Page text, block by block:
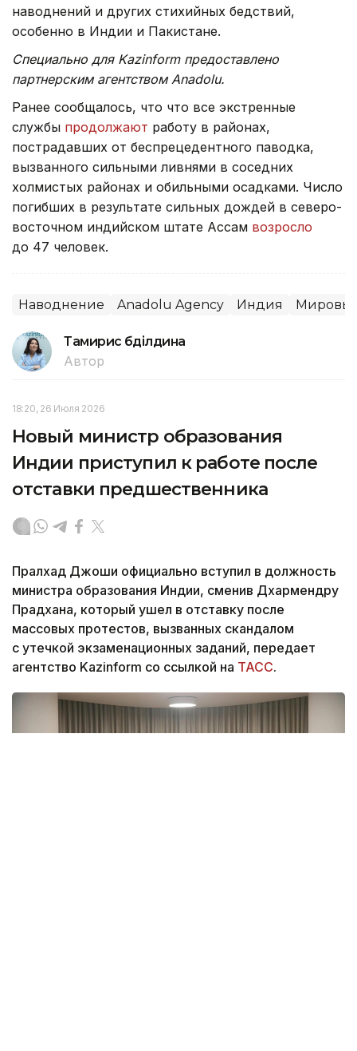
наводнений и других стихийных бедствий,
особенно в Индии и Пакистане.
Специально для Kazinform предоставлено
партнерским агентством Anadolu.
Ранее сообщалось, что что все экстренные
службы продолжают работу в районах,
пострадавших от беспрецедентного паводка,
вызванного сильными ливнями в соседних
холмистых районах и обильными осадками. Число
погибших в результате сильных дождей в северо-
восточном индийском штате Ассам возросло
до 47 человек.
Наводнение Anadolu Agency Индия
Тамирис Әбділдина
Автор
18:20, 26 Июля 2026
Новый министр образования
Индии приступил к работе после
отставки предшественника
Пралхад Джоши официально вступил в должность
министра образования Индии, сменив Дхармендру
Прадхана, который ушел в отставку после
массовых протестов, вызванных скандалом
с утечкой экзаменационных заданий, передает
агентство Kazinform со ссылкой на ТАСС.